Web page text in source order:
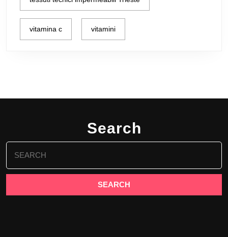
vitamina c vitamini
Search
Search
for: